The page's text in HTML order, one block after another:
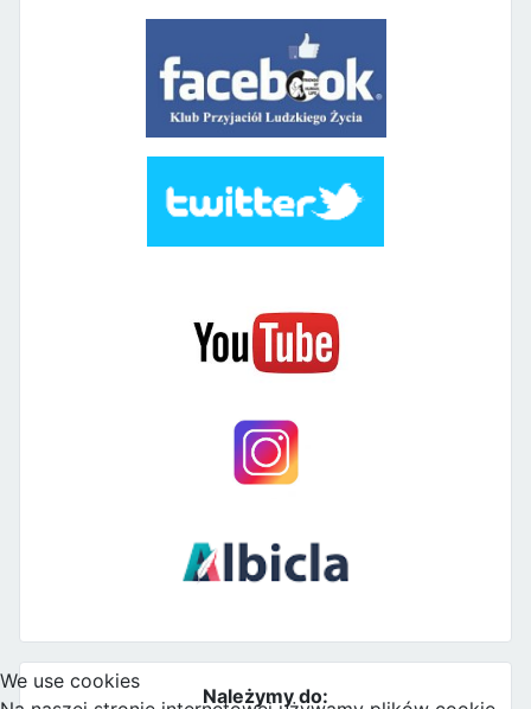
Należymy do:
We use cookies